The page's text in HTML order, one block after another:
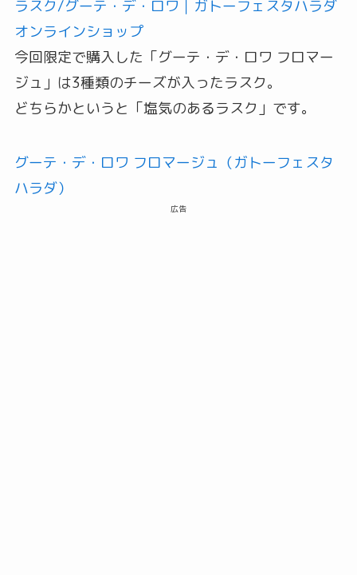
ラスク/グーテ・デ・ロワ｜ガトーフェスタハラダ
オンラインショップ
今回限定で購入した「グーテ・デ・ロワ フロマー
ジュ」は3種類のチーズが入ったラスク。
どちらかというと「塩気のあるラスク」です。
グーテ・デ・ロワ フロマージュ（ガトーフェスタ
ハラダ）
広告